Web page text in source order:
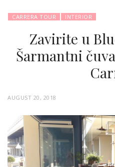
CARRERA TOUR INTERIOR
Zavirite u
Šarmantni
P
T
E
D
AUGUST 20, 2018